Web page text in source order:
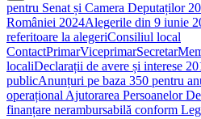
pentru Senat și Camera Deputaților
României 2024Alegerile din 9 iunie
referitoare la alegeriConsiliul local
ContactPrimarViceprimarSecretar
localiDeclarații de avere și interese
publicAnunțuri pe baza 350 pentru
operațional Ajutorarea Persoanelor
finanțare nerambursabilă conform